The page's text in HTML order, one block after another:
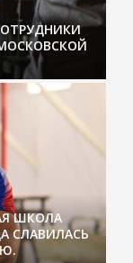
ШКОЛА
СЛАВИЛАСЬ